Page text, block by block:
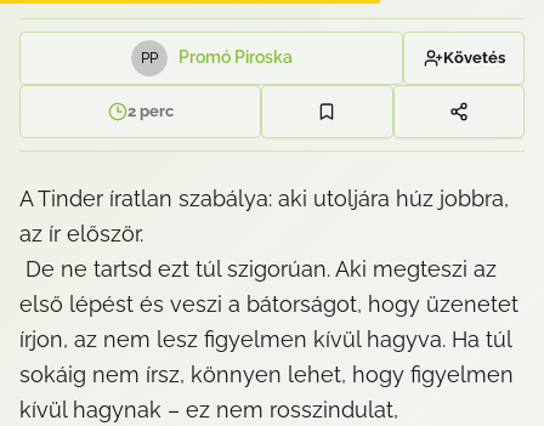
PP Promó Piroska Követés
2perc
A Tinder íratlan szabálya: aki utoljára húz jobbra,
az ír először.
első lépést és veszi a bátorságot, hogy üzenetet
írjon, az nem lesz figyelmen kívül hagyva. Ha túl
sokáig nem írsz, könnyen lehet, hogy figyelmen
kívül hagynak – ez nem rosszindulat,